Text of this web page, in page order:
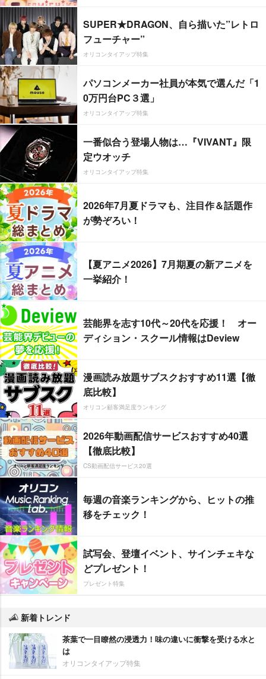
SUPER★DRAGON、自ら描いた”レトロ
フューチャー”
オリコンタイアップ特集
パソコンメーカー社員が本気で選んだ「1
0万円台PC３選」
オリコンタイアップ特集
一番似合う登場人物は…『VIVANT』限
定ウオッチ
オリコンタイアップ特集
2026年7月夏ドラマも、注目作＆話題作
が勢ぞろい！
【夏アニメ2026】7月期夏の新アニメを
一挙紹介！
芸能界を志す10代～20代を応援！ オー
ディション・スクール情報はDeview
漫画読み放題サブスクおすすめ11選【徹
底比較】
オリコン顧客満足度ランキング
2026年動画配信サービスおすすめ40選
【徹底比較】
CS動画配信サービス20選
毎週の音楽ランキングから、ヒットの推
移をチェック！
試写会、登壇イベント、サインチェキな
どプレゼント！
プレゼント特集
新着トレンド
茶葉で一目瞭然の浸透力！味の違いに衝撃を受ける水と
は
オリコンタイアップ特集